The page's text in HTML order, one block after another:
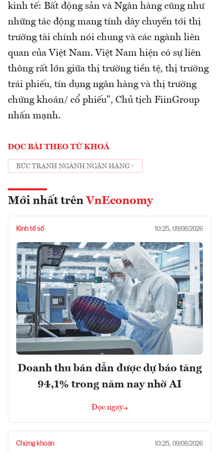
kinh tế: Bất động sản và Ngân hàng cũng như
những tác động mang tính dây chuyền tới thị
trường tài chính nói chung và các ngành liên
quan của Việt Nam. Việt Nam hiện có sự liên
thông rất lớn giữa thị trường tiền tệ, thị trường
trái phiếu, tín dụng ngân hàng và thị trường
chứng khoán/ cổ phiếu", Chủ tịch FiinGroup
nhấn mạnh.
ĐỌC BÀI THEO TỪ KHOÁ
BỨC TRANH NGÀNH NGÂN HÀNG
Mới nhất trên VnEconomy
Kinh tế số 10:25, 09/08/2026
Doanh thu bán dẫn được dự báo tăng
94,1% trong năm nay nhờ AI
Đọc ngay
Chứng khoán 10:25, 09/08/2026